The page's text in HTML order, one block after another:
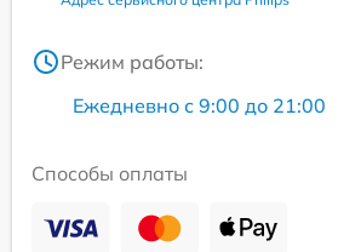
Режим работы:
Ежедневно с 9:00 до 21:00
Способы оплаты